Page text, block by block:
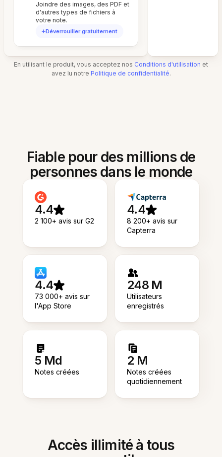
Joindre des images, des PDF et
d'autres types de fichiers à
votre note.
Déverrouiller gratuitement
En utilisant le produit, vous acceptez nos Conditions d'utilisation et
avez lu notre Politique de confidentialité.
Fiable pour des millions de
personnes dans le monde
4.4
2 100+ avis sur G2
4.4
8 200+ avis sur
Capterra
4.4
73 000+ avis sur
l'App Store
248 M
Utilisateurs
enregistrés
5 Md
Notes créées
2 M
Notes créées
quotidiennement
Accès illimité à tous